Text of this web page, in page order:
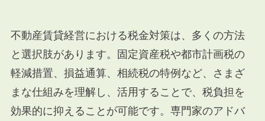
不動産賃貸経営における税金対策は、多くの方法
と選択肢があります。固定資産税や都市計画税の
軽減措置、損益通算、相続税の特例など、さまざ
まな仕組みを理解し、活用することで、税負担を
効果的に抑えることが可能です。専門家のアドバ